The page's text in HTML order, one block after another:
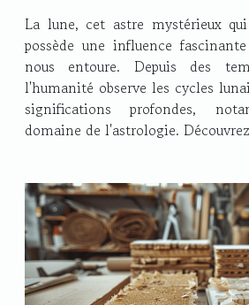
La lune, cet astre mystérieux
possède une influence
nous entoure. Depuis des
l'humanité observe les cycles
significations profondes,
domaine de l'astrologie.